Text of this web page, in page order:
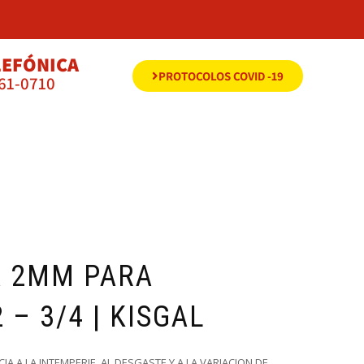
0710 PROTOCOLOS COVID -19
2MM PARA
– 3/4 | KISGAL